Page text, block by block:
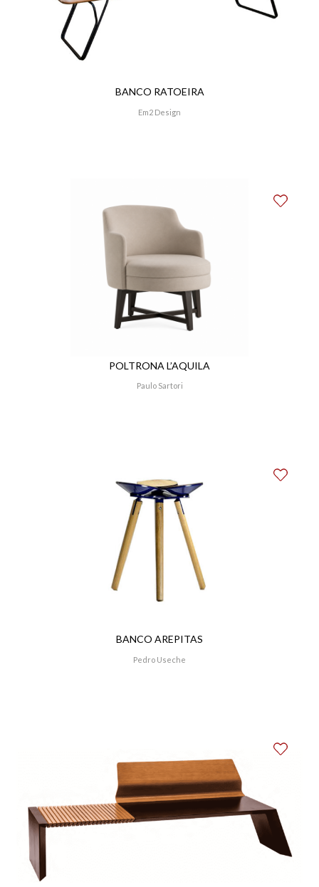
BANCO RATOEIRA
Em2 Design
POLTRONA L’AQUILA
Paulo Sartori
BANCO AREPITAS
Pedro Useche